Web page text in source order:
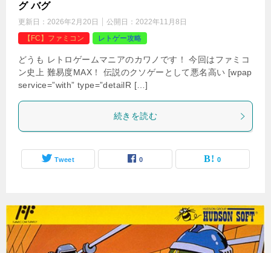
グ バグ
更新日： 2026年2月20日 公開日： 2022年11月8日
【FC】ファミコン
レトゲー攻略
どうも レトロゲームマニアのカワノです！ 今回はファミコ
ン史上 難易度MAX！ 伝説のクソゲーとして悪名高い [wpap
service=”with” type=”detailR […]
続きを読む
Tweet 0 0